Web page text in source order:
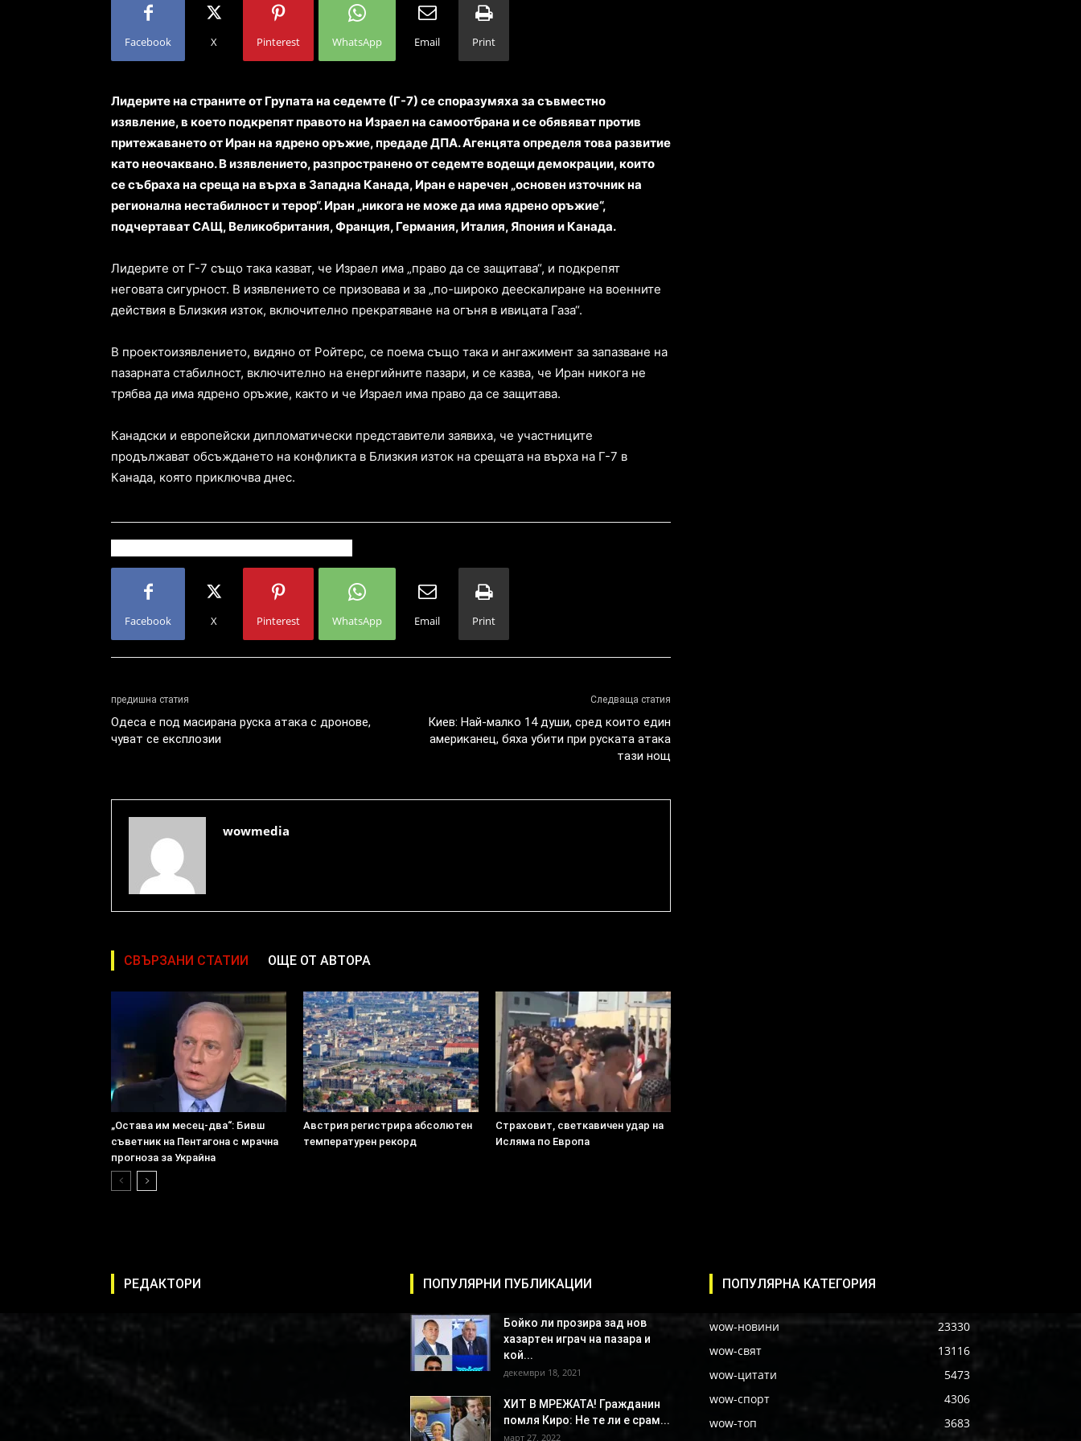
Facebook X Pinterest WhatsApp Email Print
Лидерите на страните от Групата на седемте (Г-7) се споразумяха за съвместно
изявление, в което подкрепят правото на Израел на самоотбрана и се обявяват против
притежаването от Иран на ядрено оръжие, предаде ДПА. Агенцята определя това развитие
като неочаквано. В изявлението, разпространено от седемте водещи демокрации, които
се събраха на среща на върха в Западна Канада, Иран е наречен „основен източник на
регионална нестабилност и терор“. Иран „никога не може да има ядрено оръжие“,
подчертават САЩ, Великобритания, Франция, Германия, Италия, Япония и Канада.
Лидерите от Г-7 също така казват, че Израел има „право да се защитава“, и подкрепят
неговата сигурност. В изявлението се призовава и за „по-широко деескалиране на военните
действия в Близкия изток, включително прекратяване на огъня в ивицата Газа“.
В проектоизявлението, видяно от Ройтерс, се поема също така и ангажимент за запазване на
пазарната стабилност, включително на енергийните пазари, и се казва, че Иран никога не
трябва да има ядрено оръжие, както и че Израел има право да се защитава.
Канадски и европейски дипломатически представители заявиха, че участниците
продължават обсъждането на конфликта в Близкия изток на срещата на върха на Г-7 в
Канада, която приключва днес.
Facebook X Pinterest WhatsApp Email Print
предишна статия
Одеса е под масирана руска атака с дронове,
чуват се експлозии
Следваща статия
Киев: Най-малко 14 души, сред които един
американец, бяха убити при руската атака
тази нощ
wowmedia
СВЪРЗАНИ СТАТИИ ОЩЕ ОТ АВТОРА
„Остава им месец-два“: Бивш
съветник на Пентагона с мрачна
прогноза за Украйна
Австрия регистрира абсолютен
температурен рекорд
Страховит, светкавичен удар на
Исляма по Европа
РЕДАКТОРИ ПОПУЛЯРНИ ПУБЛИКАЦИИ
Бойко ли прозира зад нов
хазартен играч на пазара и
кой...
декември 18, 2021
ХИТ В МРЕЖАТА! Гражданин
помля Киро: Не те ли е срам...
март 27, 2022
ПОПУЛЯРНА КАТЕГОРИЯ
wow-новини
23330
wow-свят
13116
wow-цитати
5473
wow-спорт
4306
wow-топ
3683